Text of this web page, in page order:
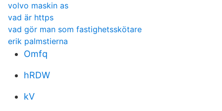
volvo maskin as
vad är https
vad gör man som fastighetsskötare
erik palmstierna
Omfq
hRDW
kV